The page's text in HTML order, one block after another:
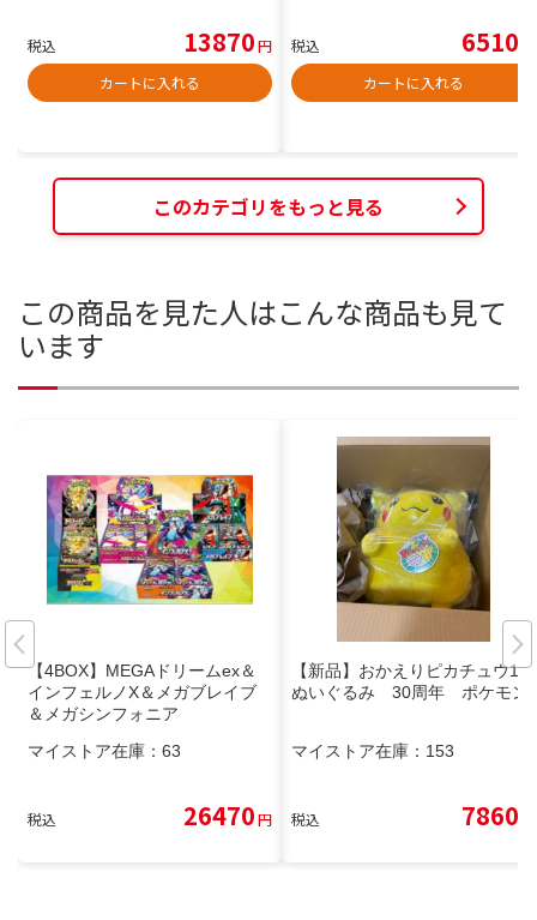
税込 13870円
カートに入れる
税込 6510
カートに入れる
このカテゴリをもっと見る
この商品を見た人はこんな商品も見て
います
【4BOX】MEGAドリームex＆
インフェルノX＆メガブレイブ
＆メガシンフォニア
マイストア在庫： 63
税込 26470円
【新品】おかえりピカチュウ1/1
ぬいぐるみ 30周年 ポケモン
マイストア在庫： 153
税込 7860